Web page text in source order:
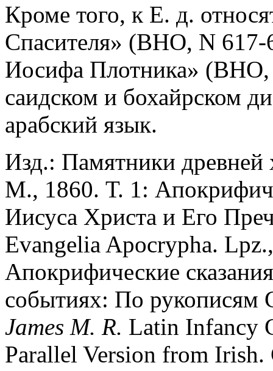
Кроме того, к Е. д.
Спасителя» (BHO, N
Иосифа Плотника»
саидском и бохайрском
арабский язык.
Изд.: Памятники древней
М., 1860. Т. 1:
Иисуса Христа и Его
Evangelia Apocrypha.
Апокрифические
событиях: По рукописям
James M. R. Latin Infancy
Parallel Version from